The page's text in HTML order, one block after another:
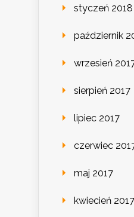
styczeń 2018
październik
wrzesień
sierpień 2017
lipiec 2017
czerwiec
maj 2017
kwiecień 2017